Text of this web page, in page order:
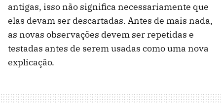
antigas, isso não significa necessariamente que
elas devam ser descartadas. Antes de mais nada,
as novas observações devem ser repetidas e
testadas antes de serem usadas como uma nova
explicação.